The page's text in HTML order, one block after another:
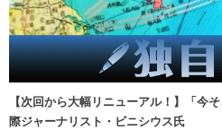
【次回から大幅リニューアル！】「
際ジャーナリスト・ビニシウス氏